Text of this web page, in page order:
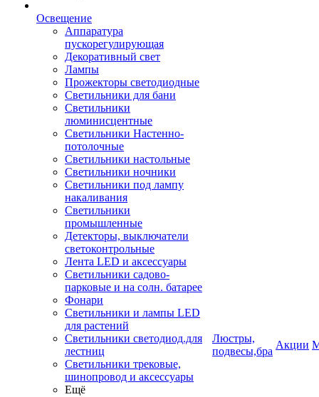
Освещение
Аппаратура
пускорегулирующая
Декоративный свет
Лампы
Прожекторы светодиодные
Светильники для бани
Светильники
люминисцентные
Светильники Настенно-
потолочные
Светильники настольные
Светильники ночники
Светильники под лампу
накаливания
Светильники
промышленные
Детекторы, выключатели
светоконтрольные
Лента LED и аксессуары
Светильники садово-
парковые и на солн. батарее
Фонари
Светильники и лампы LED
для растений
Светильники светодиод.для
лестниц
Светильники трековые,
шинопровод и аксессуары
Ещё
Люстры,
подвесы,бра
Акции